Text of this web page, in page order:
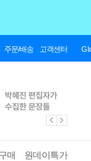
주문/배송 고객센터
매 원데이특가